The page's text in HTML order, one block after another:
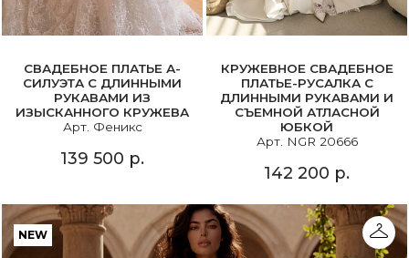
СВАДЕБНОЕ ПЛАТЬЕ А-
СИЛУЭТА С ДЛИННЫМИ
РУКАВАМИ ИЗ
ИЗЫСКАННОГО КРУЖЕВА
Арт. Феникс
139 500 р.
КРУЖЕВНОЕ СВАДЕБНОЕ
ПЛАТЬЕ-РУСАЛКА С
ДЛИННЫМИ РУКАВАМИ И
СЪЕМНОЙ АТЛАСНОЙ
ЮБКОЙ
Арт. NGR 20666
142 200 р.
NEW